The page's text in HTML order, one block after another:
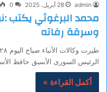
admin 28 أبريل، 2025 0
محمد البرغوثي يكتب
وسرقة رفاته
الرئيس السورى الأسبق حافظ
أكمل القراءة »